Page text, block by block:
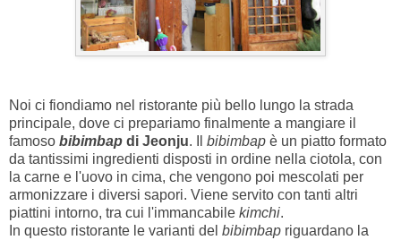
Noi ci fiondiamo nel ristorante più bello lungo la strada
principale, dove ci prepariamo finalmente a mangiare il
famoso bibimbap di Jeonju. Il bibimbap è un piatto formato
da tantissimi ingredienti disposti in ordine nella ciotola, con
la carne e l'uovo in cima, che vengono poi mescolati per
armonizzare i diversi sapori. Viene servito con tanti altri
piattini intorno, tra cui l'immancabile kimchi.
In questo ristorante le varianti del bibimbap riguardano la